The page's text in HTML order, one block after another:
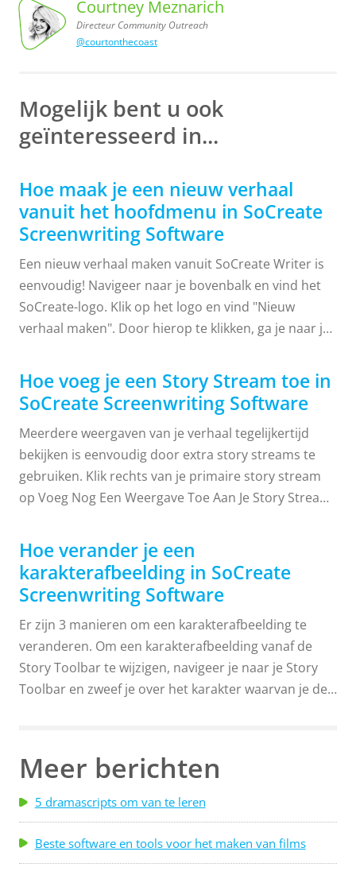
Courtney
Meznarich,
Directeur
Community
Outreach
Courtney Meznarich
Directeur Community Outreach
@courtonthecoast
Mogelijk bent u ook
geïnteresseerd in...
Hoe maak je een nieuw verhaal
vanuit het hoofdmenu in SoCreate
Screenwriting Software
Een nieuw verhaal maken vanuit SoCreate Writer is
eenvoudig! Navigeer naar je bovenbalk en vind het
SoCreate-logo. Klik op het logo en vind "Nieuw
verhaal maken". Door hierop te klikken, ga je naar je
"Ik wil een nieuwe film, tv-show, korte film maken of
een verhaal importeren." Na het selecteren van een
optie verschijnt er een pop-upvenster waarin je een
werktitel aan je verhaalproject kunt toevoegen. Maak
je geen zorgen, deze titel kan later altijd nog worden
bewerkt! Klik op Verhaal maken als je klaar bent. Er
verschijnt een nieuw project en een frisse
creëren!
Hoe voeg je een Story Stream toe in
SoCreate Screenwriting Software
Meerdere weergaven van je verhaal tegelijkertijd
bekijken is eenvoudig door extra story streams te
gebruiken. Klik rechts van je primaire story stream
op Voeg Nog Een Weergave Toe Aan Je Story Stream.
verschillende delen van je verhaal vergelijken met je
primaire story stream om zaken als consistentie,
toon, karakter- en locatievermeldingen te
controleren en meer. Alles wat je bewerkt, toevoegt
of verwijdert in een story stream, wordt automatisch
gerepliceerd ...
Hoe verander je een
karakterafbeelding in SoCreate
Screenwriting Software
Er zijn 3 manieren om een karakterafbeelding te
veranderen. Om een karakterafbeelding vanaf de
Story Toolbar te wijzigen, navigeer je naar je Story
Toolbar en zweef je over het karakter waarvan je de
vervolgens op Karakter Bewerken. Klik in het
uitklapmenu Karakter Bewerken op Afbeelding
Wijzigen. Kies van hieruit welke afbeelding je wilt
gebruiken om je huidige keuze te vervangen. De
tweede manier om een karakterafbeelding te
veranderen is vergelijkbaar. In de Verhaallijn, zweef
Meer berichten
5 dramascripts om van te leren
Beste software en tools voor het maken van films